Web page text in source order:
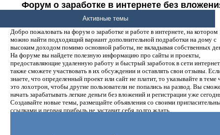
Форум о заработке в интернете без
денег.
Добро пожаловать на форум о заработке и работе в интернете, на котором
можно найти подходящий вариант дополнительной подработки на дому с
высоким доходом помимо основной работы, не вкладывая собственных
На форуме вы найдете полезную информацию про сайты и проекты,
предоставляющие удаленную работу и быстрый заработок в сети
также сможете участвовать в их обсуждении и оставлять свои отзывы.
знаете, что определенный проект или сайт не платит, то указывайте в теме
это лохотрон, чтобы другие пользователи не попались на развод. Вы
начать зарабатывать легкие деньги без вложений и регистрации уже
Создавайте новые темы, размещайте объявления со своими
ссылками и первая прибыль не заставит себя долго ждать.
Активные темы